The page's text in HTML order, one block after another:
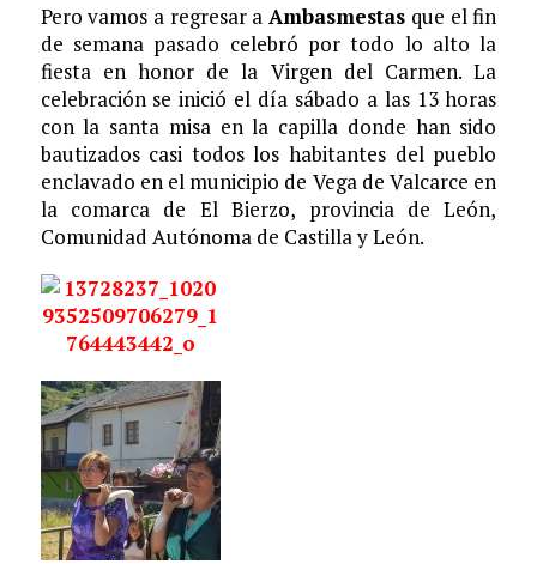
Pero vamos a regresar aAmbasmestas que el fin
de semana pasado celebró por todo lo alto la
fiesta en honor de la Virgen del Carmen. La
celebración se inició el día sábado a las 13 horas
con la santa misa en la capilla donde han sido
bautizados casi todos los habitantes del pueblo
enclavado en el municipio de Vega de Valcarce en
la comarca de El Bierzo, provincia de León,
Comunidad Autónoma de Castilla y León.